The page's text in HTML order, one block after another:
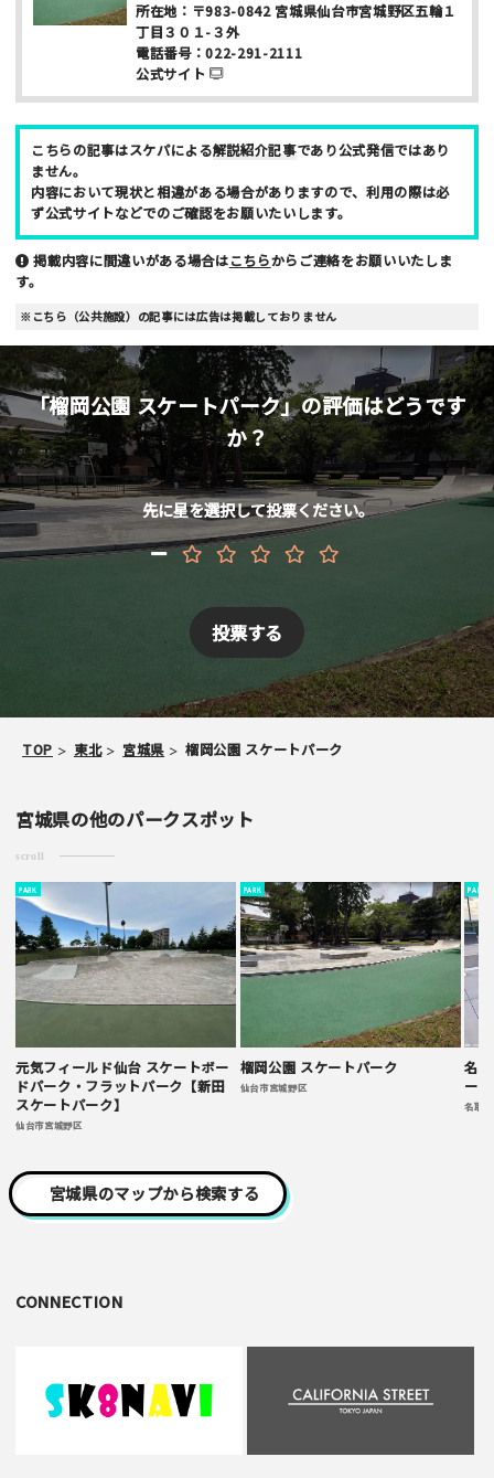
ニックネーム （任意/公開）
性別
男性
年齢
10代
20代 30代 40代
お名前 （非公開/任意）
メールアドレス （非公開/任意）
当サイトへメッセージなどございましたら
スパム防止のため「スケパ」と入力ください
ご注意事項
・簡単なご感想の場合はコメント掲示板をご利用下さい。
・一方的な誹謗中傷の内容は掲載いたしかねます。
所在地： 〒983-0842宮城県仙台市宮城野区五輪１
丁目３０１-３外
電話番号：022-291-2111
公式サイト
こちらの記事はスケパによる解説紹介記事であり公式発信ではあり
ません。
内容において現状と相違がある場合がありますので、利用の際は必
ず公式サイトなどでのご確認をお願いたいします。
掲載内容に間違いがある場合はこちらからご連絡をお願いいたしま
す。
※こちら（公共施設）の記事には広告は掲載しておりません
「榴岡公園 スケートパーク」の評価はどうです
か？
先に星を選択して投票ください。
TOP 東北 宮城県 榴岡公園 スケートパーク
宮城県の他のパークスポット
scroll
PARK
元気フィールド仙台 スケートボー
ドパーク・フラットパーク【新田
スケートパーク】
仙台市宮城野区
PARK
榴岡公園 スケートパーク
仙台市宮城野区
PARK
名
ー
名取市
宮城県のマップから検索する
CONNECTION